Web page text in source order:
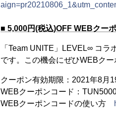
■ 5,000円(税込)OFF WEBクー
「Team UNITE」LEVEL∞ コ
です。この機会にぜひWEBクー
クーポン有効期限：2021年8月
WEBクーポンコード：
WEBクーポンコードの使い方